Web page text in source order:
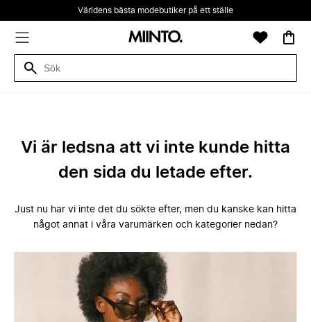
Världens bästa modebutiker på ett ställe
Vi är ledsna att vi inte kunde hitta
den sida du letade efter.
Just nu har vi inte det du sökte efter, men du kanske kan hitta
något annat i våra varumärken och kategorier nedan?